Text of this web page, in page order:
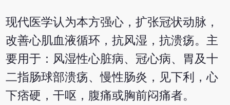
现代医学认为本方强心，扩张冠状动脉，
改善心肌血液循环，抗风湿，抗溃疡。主
要用于：风湿性心脏病、冠心病、胃及十
二指肠球部溃疡、慢性肠炎，见下利，心
下痞硬，干呕，腹痛或胸前闷痛者。